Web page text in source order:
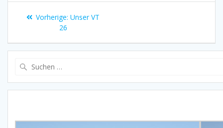
Beitragsnavigation
Vorherige: Vorheriger
Unser VT
26